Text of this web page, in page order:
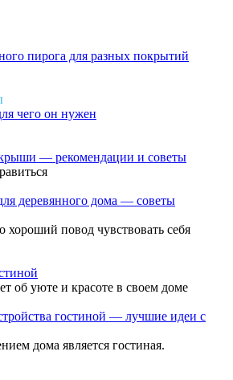
пирога для разных покрытий
чего он нужен
— рекомендации и советы
деревянного дома — советы
хороший повод чувствовать себя
об уюте и красоте в своем доме
гостиной — лучшие идеи с
дома является гостиная.